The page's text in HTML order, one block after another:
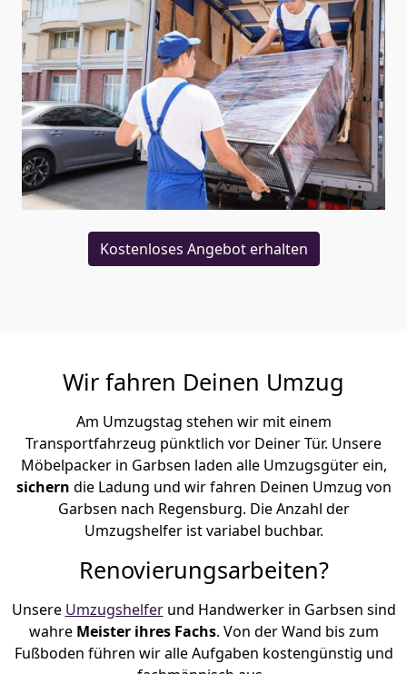
Kostenloses Angebot erhalten
Wir fahren Deinen Umzug
Am Umzugstag stehen wir mit einem
Transportfahrzeug pünktlich vor Deiner Tür. Unsere
Möbelpacker in Garbsen laden alle Umzugsgüter ein,
sichern die Ladung und wir fahren Deinen Umzug von
Garbsen nach Regensburg. Die Anzahl der
Umzugshelfer ist variabel buchbar.
Renovierungsarbeiten?
Unsere Umzugshelferund Handwerker in Garbsen sind
wahre Meister ihres Fachs. Von der Wand bis zum
Fußboden führen wir alle Aufgaben kostengünstig und